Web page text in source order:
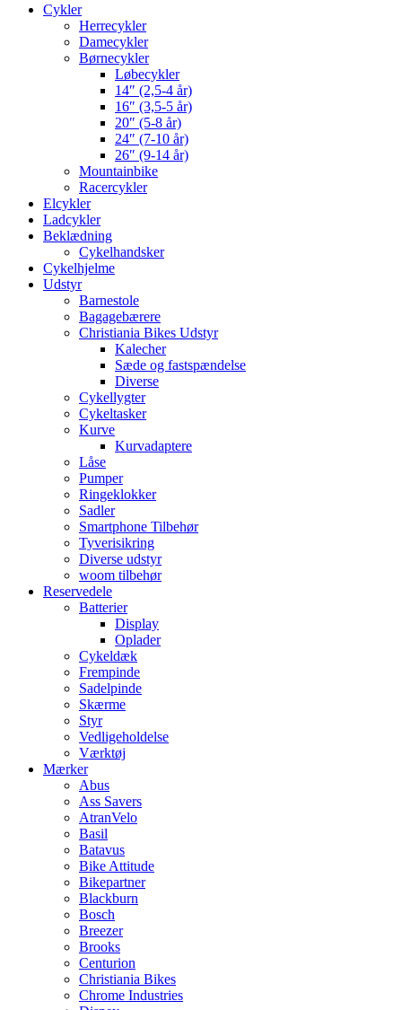
Cykler
Herrecykler
Damecykler
Børnecykler
Løbecykler
14″ (2,5-4 år)
16″ (3,5-5 år)
20″ (5-8 år)
24″ (7-10 år)
26″ (9-14 år)
Mountainbike
Racercykler
Elcykler
Ladcykler
Beklædning
Cykelhandsker
Cykelhjelme
Udstyr
Barnestole
Bagagebærere
Christiania Bikes Udstyr
Kalecher
Sæde og fastspændelse
Diverse
Cykellygter
Cykeltasker
Kurve
Kurvadaptere
Låse
Pumper
Ringeklokker
Sadler
Smartphone Tilbehør
Tyverisikring
Diverse udstyr
woom tilbehør
Reservedele
Batterier
Display
Oplader
Cykeldæk
Frempinde
Sadelpinde
Skærme
Styr
Vedligeholdelse
Værktøj
Mærker
Abus
Ass Savers
AtranVelo
Basil
Batavus
Bike Attitude
Bikepartner
Blackburn
Bosch
Breezer
Brooks
Centurion
Christiania Bikes
Chrome Industries